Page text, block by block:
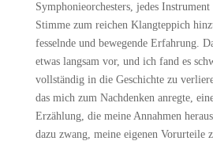
Symphonieorchesters, jedes
Stimme zum reichen Klangteppich
fesselnde und bewegende Erfahrung.
etwas langsam vor, und ich fand es
vollständig in die Geschichte zu
das mich zum Nachdenken anregte,
Erzählung, die meine Annahmen
dazu zwang, meine eigenen Vorurteile